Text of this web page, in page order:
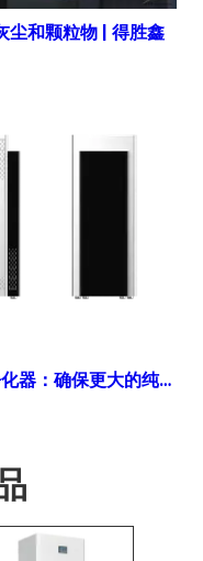
尘和颗粒物 | 得胜鑫
适用于洁净室的更优 HEPA 空气净化器：确保更大的纯度和效率？